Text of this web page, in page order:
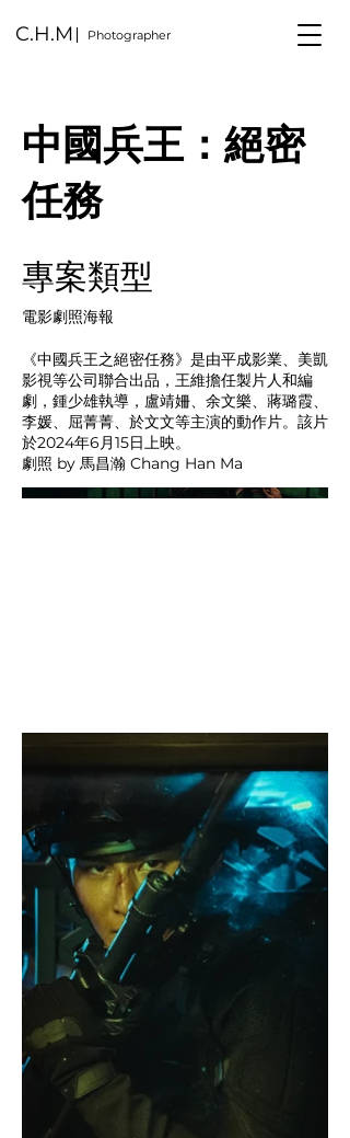
C.H.M Photographer
中國兵王：絕密
任務
專案類型
電影劇照海報
《中國兵王之絕密任務》是由平成影業、美凱
影視等公司聯合出品，王維擔任製片人和編
劇，鍾少雄執導，盧靖姍、余文樂、蔣璐霞、
李媛、屈菁菁、於文文等主演的動作片。該片
於2024年6月15日上映。
劇照 by 馬昌瀚 Chang Han Ma